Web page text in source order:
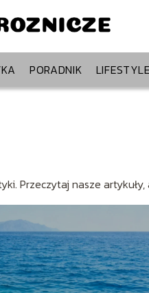
PORADNIK
Przeczytaj nasze artykuły,